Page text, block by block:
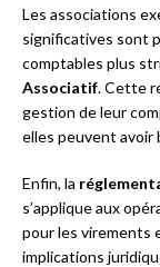
Les associations
significatives sont
comptables plus
Associatif. Cette
gestion de leur
elles peuvent avoir
Enfin, la
s’applique aux
pour les virements
implications